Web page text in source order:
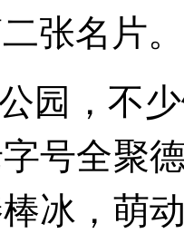
张名片。
园，不
号全聚
冰，萌